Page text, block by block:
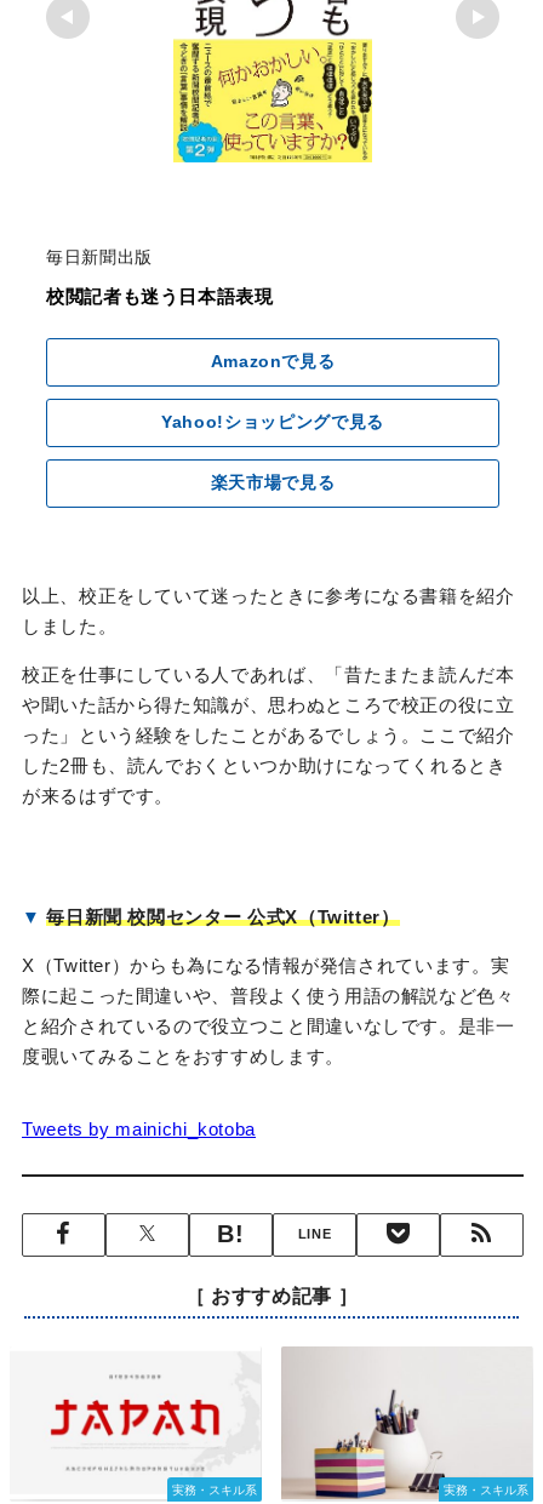
毎日新聞出版
校閲記者も迷う日本語表現
Amazonで見る
Yahoo!ショッピングで見る
楽天市場で見る
以上、校正をしていて迷ったときに参考になる書籍を紹介
しました。
校正を仕事にしている人であれば、「昔たまたま読んだ本
や聞いた話から得た知識が、思わぬところで校正の役に立
った」という経験をしたことがあるでしょう。ここで紹介
した2冊も、読んでおくといつか助けになってくれるとき
が来るはずです。
▼ 毎日新聞 校閲センター 公式X（Twitter）
X（Twitter）からも為になる情報が発信されています。実
際に起こった間違いや、普段よく使う用語の解説など色々
と紹介されているので役立つこと間違いなしです。是非一
度覗いてみることをおすすめします。
Tweets by mainichi_kotoba
LINE
［ おすすめ記事 ］
実務・スキル系 実務・スキル系